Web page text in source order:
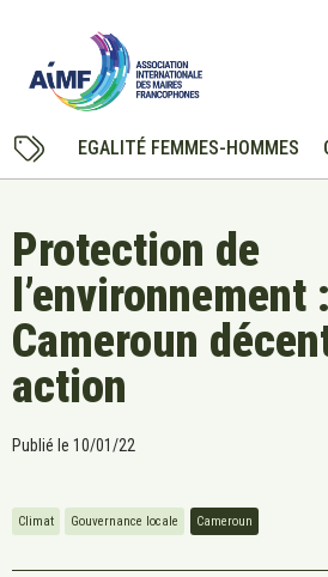
EGALITÉ FEMMES-HOMMES
Protection de
l’environnement
Cameroun
action
Publié le 10/01/22
Climat Gouvernance locale Cameroun